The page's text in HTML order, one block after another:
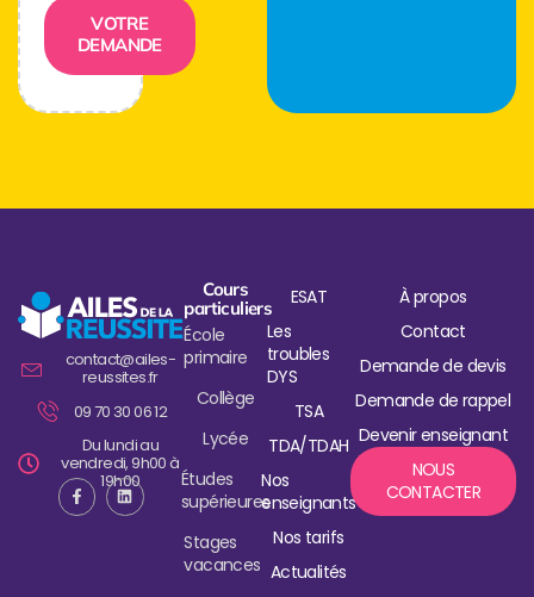
VOTRE
DEMANDE
contact@ailes-
reussites.fr
09 70 30 06 12
Du lundi au
vendredi, 9h00 à
19h00
Cours
particuliers
École
primaire
Collège
Lycée
Études
supérieures
Stages
vacances
ESAT
Les
troubles
DYS
TSA
TDA/TDAH
Nos
enseignants
Nos tarifs
Actualités
À propos
Contact
Demande de devis
Demande de rappel
Devenir enseignant
NOUS
CONTACTER